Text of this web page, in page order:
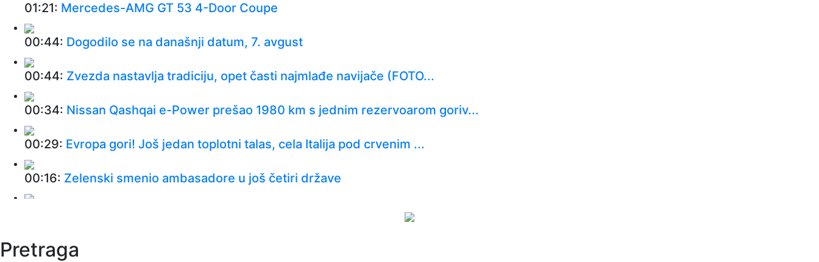
01:21: Mercedes-AMG GT 53 4-Door Coupe
00:44: Dogodilo se na današnji datum, 7. avgust
00:44: Zvezda nastavlja tradiciju, opet časti najmlađe navijače (FOTO...
00:34: Nissan Qashqai e-Power prešao 1980 km s jednim rezervoarom goriv...
00:29: Evropa gori! Još jedan toplotni talas, cela Italija pod crvenim ...
00:16: Zelenski smenio ambasadore u još četiri države
Humska konačno videla konkretan Partizan! Pogledajte hajlajtse p...
00:05:Roganović ne pomišlja na opuštanje: Uvek ima mesta za napredak...
Pretraga